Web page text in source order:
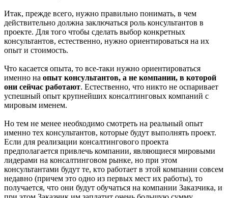
Итак, прежде всего, нужно правильно понимать, в чем
действительно должна заключаться роль консультантов в
проекте. Для того чтобы сделать выбор конкретных
консультантов, естественно, нужно ориентироваться на их
опыт и стоимость.
Что касается опыта, то все-таки нужно ориентироваться
именно на опыт консультантов, а не компании, в которой
они сейчас работают. Естественно, что никто не оспаривает
успешный опыт крупнейших консалтинговых компаний с
мировым именем.
Но тем не менее необходимо смотреть на реальный опыт
именно тех консультантов, которые будут выполнять проект.
Если для реализации консалтингового проекта
предполагается привлечь компании, являющиеся мировыми
лидерами на консалтинговом рынке, но при этом
консультантами будут те, кто работает в этой компании совсем
недавно (причем это одно из первых мест их работы), то
получается, что они будут обучаться на компании Заказчика, и